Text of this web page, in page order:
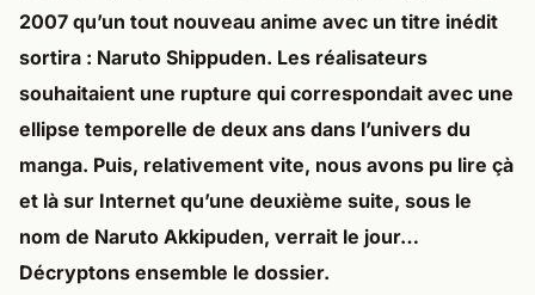
2007 qu’un tout nouveau anime avec un titre inédit
sortira : Naruto Shippuden. Les réalisateurs
souhaitaient une rupture qui correspondait avec une
ellipse temporelle de deux ans dans l’univers du
manga. Puis, relativement vite, nous avons pu lire çà
et là sur Internet qu’une deuxième suite, sous le
nom de Naruto Akkipuden, verrait le jour…
Décryptons ensemble le dossier.